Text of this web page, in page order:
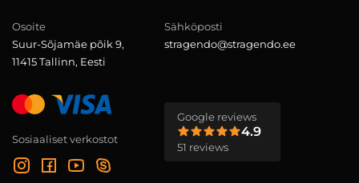
Osoite
Suur-Sõjamäe põik 9,
11415 Tallinn, Eesti
Sähköposti
stragendo@stragendo.ee
Sosiaaliset verkostot
Google reviews
4.9
51 reviews